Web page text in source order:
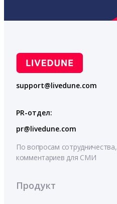
support@livedune.com
PR-отдел:
pr@livedune.com
По вопросам сотрудничества,
комментариев для СМИ
Продукт